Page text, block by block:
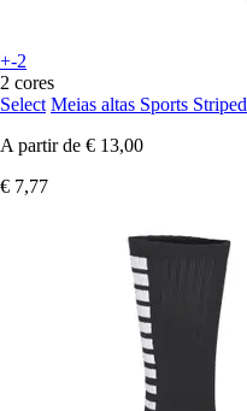
+-2
2 cores
Select Meias altas Sports Striped
A partir de € 13,00
€ 7,77